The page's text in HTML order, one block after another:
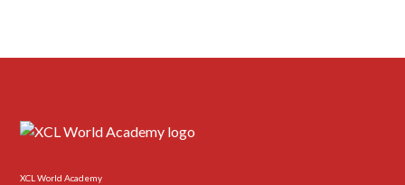
XCL World Academy